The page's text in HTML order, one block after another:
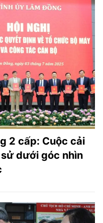
2 cấp: Cuộc cải
dưới góc nhìn